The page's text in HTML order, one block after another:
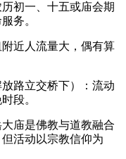
初一、十五或庙会期
务。
近人流量大，偶有算
路立交桥下）：流动
段。
庙是佛教与道教融合
活动以宗教信仰为